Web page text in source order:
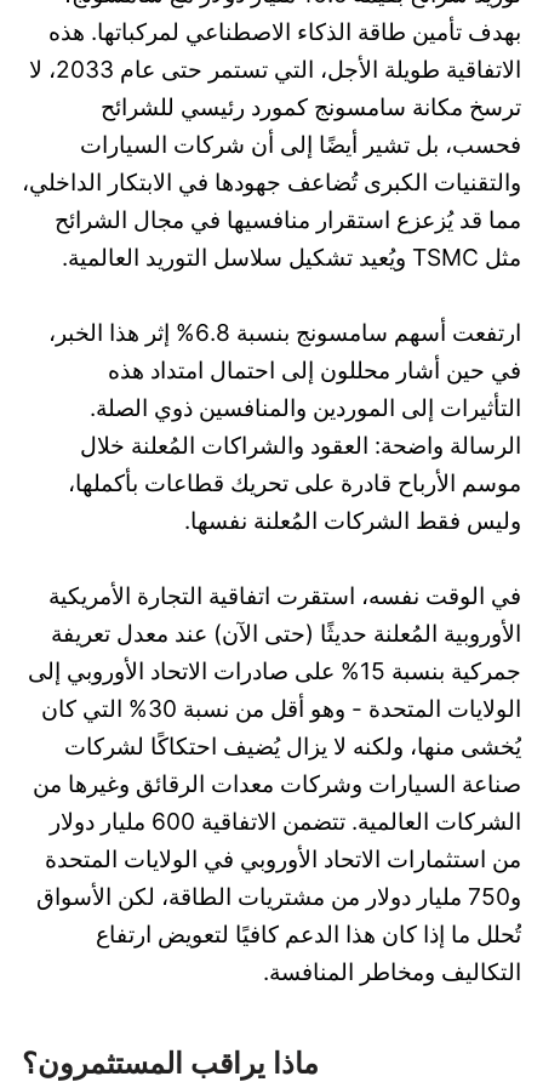
بهدف تأمين طاقة الذكاء الاصطناعي لمركباتها. هذه
الاتفاقية طويلة الأجل، التي تستمر حتى عام 2033، لا
ترسخ مكانة سامسونج كمورد رئيسي للشرائح
فحسب، بل تشير أيضًا إلى أن شركات السيارات
والتقنيات الكبرى تُضاعف جهودها في الابتكار الداخلي،
مما قد يُزعزع استقرار منافسيها في مجال الشرائح
مثل TSMC ويُعيد تشكيل سلاسل التوريد العالمية.
ارتفعت أسهم سامسونج بنسبة 6.8% إثر هذا الخبر،
في حين أشار محللون إلى احتمال امتداد هذه
التأثيرات إلى الموردين والمنافسين ذوي الصلة.
الرسالة واضحة: العقود والشراكات المُعلنة خلال
موسم الأرباح قادرة على تحريك قطاعات بأكملها،
وليس فقط الشركات المُعلنة نفسها.
في الوقت نفسه، استقرت اتفاقية التجارة الأمريكية
الأوروبية المُعلنة حديثًا (حتى الآن) عند معدل تعريفة
جمركية بنسبة 15% على صادرات الاتحاد الأوروبي إلى
الولايات المتحدة - وهو أقل من نسبة 30% التي كان
يُخشى منها، ولكنه لا يزال يُضيف احتكاكًا لشركات
صناعة السيارات وشركات معدات الرقائق وغيرها من
الشركات العالمية. تتضمن الاتفاقية 600 مليار دولار
من استثمارات الاتحاد الأوروبي في الولايات المتحدة
و750 مليار دولار من مشتريات الطاقة، لكن الأسواق
تُحلل ما إذا كان هذا الدعم كافيًا لتعويض ارتفاع
التكاليف ومخاطر المنافسة.
ماذا يراقب المستثمرون؟